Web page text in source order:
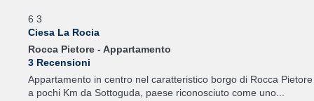
6 3
Ciesa La Rocia
Rocca Pietore - Appartamento
3 Recensioni
Appartamento in centro nel caratteristico borgo di Rocca Pietore
a pochi Km da Sottoguda, paese riconosciuto come uno...